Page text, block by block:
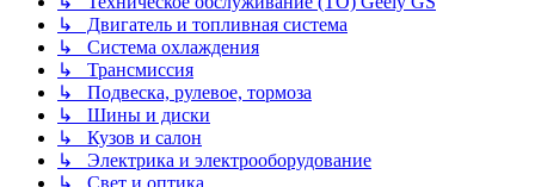
↳ Двигатель и топливная система
↳ Система охлаждения
↳ Трансмиссия
↳ Подвеска, рулевое, тормоза
↳ Шины и диски
↳ Кузов и салон
↳ Электрика и электрооборудование